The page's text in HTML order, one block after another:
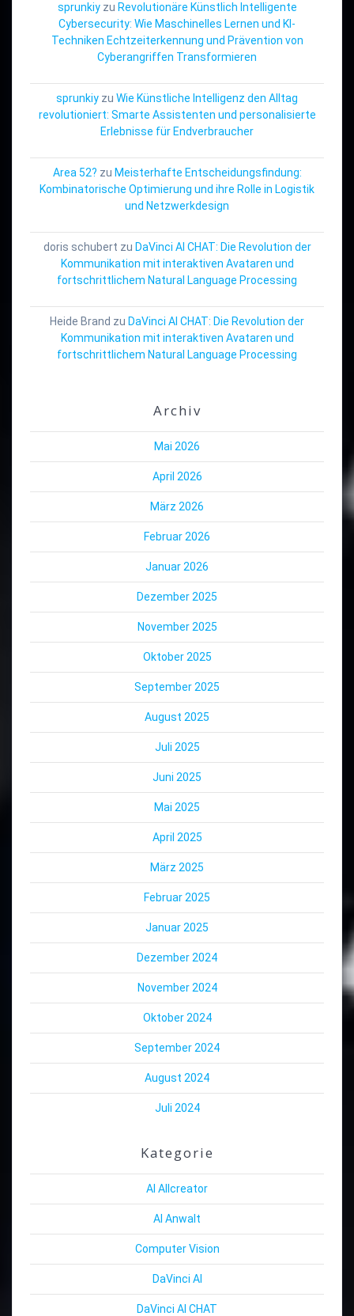
sprunkiyzu Revolutionäre Künstlich Intelligente
Cybersecurity: Wie Maschinelles Lernen und KI-
Techniken Echtzeiterkennung und Prävention von
Cyberangriffen Transformieren
sprunkiy zu Wie Künstliche Intelligenz den Alltag
revolutioniert: Smarte Assistenten und personalisierte
Erlebnisse für Endverbraucher
Area 52? zu Meisterhafte Entscheidungsfindung:
Kombinatorische Optimierung und ihre Rolle in Logistik
und Netzwerkdesign
doris schubert zu DaVinci AI CHAT: Die Revolution der
Kommunikation mit interaktiven Avataren und
fortschrittlichem Natural Language Processing
Heide Brand zu DaVinci AI CHAT: Die Revolution der
Kommunikation mit interaktiven Avataren und
fortschrittlichem Natural Language Processing
Archiv
Mai 2026
April 2026
März 2026
Februar 2026
Januar 2026
Dezember 2025
November 2025
Oktober 2025
September 2025
August 2025
Juli 2025
Juni 2025
Mai 2025
April 2025
März 2025
Februar 2025
Januar 2025
Dezember 2024
November 2024
Oktober 2024
September 2024
August 2024
Juli 2024
Kategorie
AI Allcreator
AI Anwalt
Computer Vision
DaVinci AI
DaVinci AI CHAT